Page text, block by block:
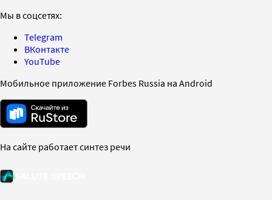
Мы в соцсетях:
Telegram
ВКонтакте
YouTube
Мобильное приложение Forbes Russia на Android
На сайте работает синтез речи